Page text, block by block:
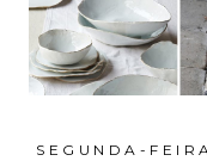
SEGUNDA-